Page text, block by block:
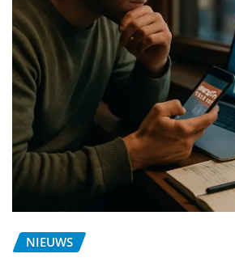
NIEUWS